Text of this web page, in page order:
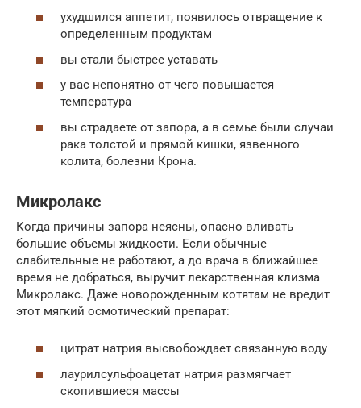
ухудшился аппетит, появилось отвращение к
определенным продуктам
вы стали быстрее уставать
у вас непонятно от чего повышается
температура
вы страдаете от запора, а в семье были случаи
рака толстой и прямой кишки, язвенного
колита, болезни Крона.
Микролакс
Когда причины запора неясны, опасно вливать
большие объемы жидкости. Если обычные
слабительные не работают, а до врача в ближайшее
время не добраться, выручит лекарственная клизма
Микролакс. Даже новорожденным котятам не вредит
этот мягкий осмотический препарат:
цитрат натрия высвобождает связанную воду
лаурилсульфоацетат натрия размягчает
скопившиеся массы